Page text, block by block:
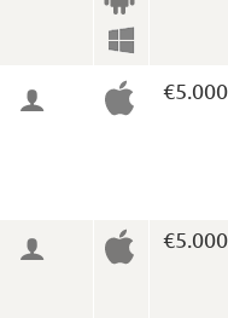
€5.000
€5.000